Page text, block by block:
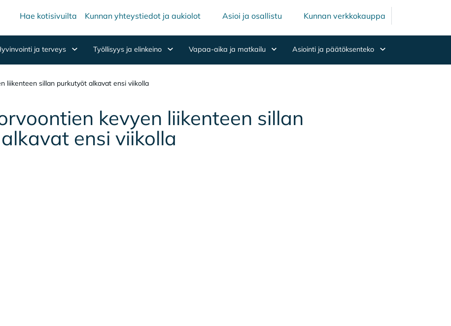
Hae kotisivuilta Kunnan yhteystiedot ja aukiolot Asioi ja osallistu Kunnan verkkokauppa
ja terveys Työllisyys ja elinkeino Vapaa-aika ja matkailu Asiointi ja päätöksenteko
liikenteen sillan purkutyöt alkavat ensi viikolla
ke­vyen lii­ken­teen sil­lan
ensi vii­kol­la